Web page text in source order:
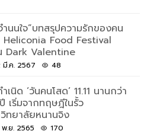
ำนนใจ”บทสรุปความรักของคน
Heliconia Food Festival
Dark Valentine
มี.ค. 2567 48
เนิด ‘วันคนโสด’ 11.11 นานกว่า
เริ่มจากทฤษฎีในรั้ว
ทยาลัยหนานจิง
.ย. 2565 170